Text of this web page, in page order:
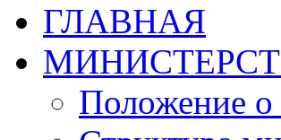
ГЛАВНАЯ
Положение о